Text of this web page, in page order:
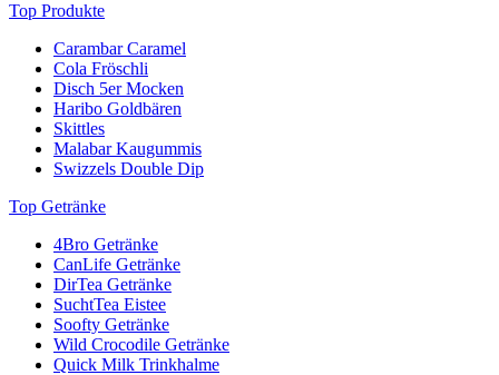
hat, greift zu den «
besonders weich; haben aber trotzdem den typischen Biss, den
grosse und kleine Lakritzfans so sehr lieben.
Top Produkte
Carambar Caramel
Cola Fröschli
Disch 5er Mocken
Haribo Goldbären
Skittles
Malabar Kaugummis
Swizzels Double Dip
Top Getränke
4Bro Getränke
CanLife Getränke
DirTea Getränke
SuchtTea Eistee
Soofty Getränke
Wild Crocodile Getränke
Quick Milk Trinkhalme